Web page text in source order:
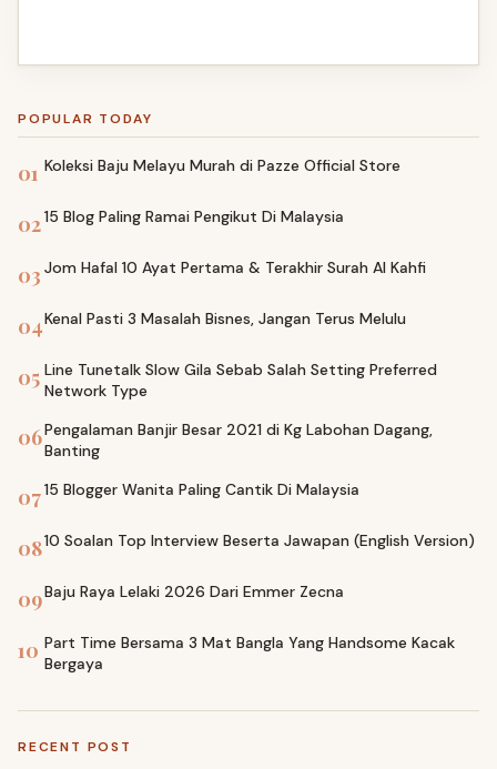
POPULAR TODAY
01 Koleksi Baju Melayu Murah di Pazze Official Store
0215 Blog Paling Ramai Pengikut Di Malaysia
03 Jom Hafal 10 Ayat Pertama & Terakhir Surah Al Kahfi
04Kenal Pasti 3 Masalah Bisnes, Jangan Terus Melulu
05 Line Tunetalk Slow Gila Sebab Salah Setting Preferred
Network Type
06Pengalaman Banjir Besar 2021 di Kg Labohan Dagang,
Banting
0715 Blogger Wanita Paling Cantik Di Malaysia
0810 Soalan Top Interview Beserta Jawapan (English Version)
09Baju Raya Lelaki 2026 Dari Emmer Zecna
10 Part Time Bersama 3 Mat Bangla Yang Handsome Kacak
Bergaya
RECENT POST